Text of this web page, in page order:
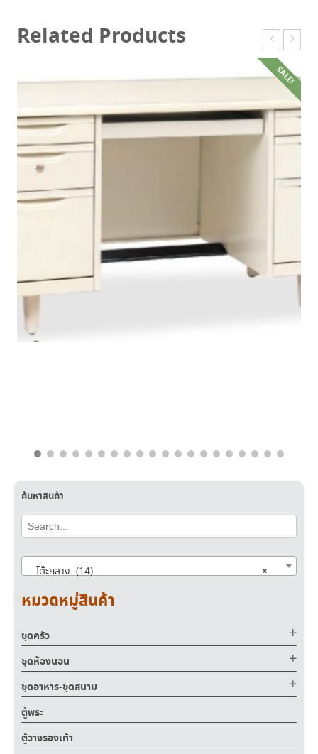
ของ
รุ่น
60
Related Products
SALE!
ค้นหาสินค้า
×
โต๊ะกลาง (14)
หมวดหมู่สินค้า
ชุดครัว
ชุดห้องนอน
ชุดอาหาร-ชุดสนาม
ตู้พระ
ตู้วางรองเท้า